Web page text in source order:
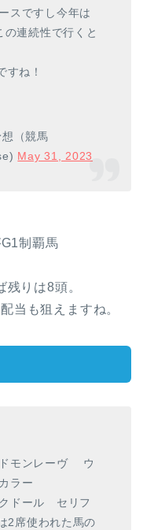
スですし今年は
連続性で行くと
すね！
（競馬
May 31, 2023
制覇馬
りは8頭。
当も狙えますね。
モンレーヴ ウ
ラー
ドール セリフ
2席使われた馬の